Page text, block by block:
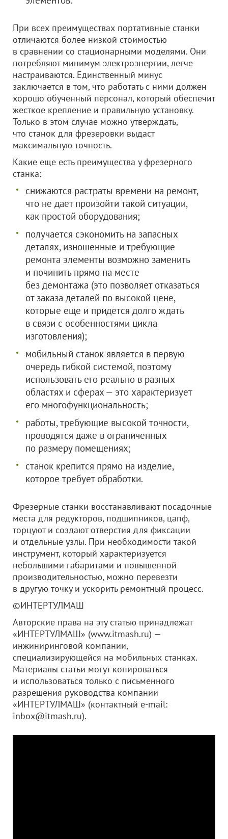
При всех преимуществах портативные станки
отличаются более низкой стоимостью
в сравнении со стационарными моделями. Они
потребляют минимум электроэнергии, легче
настраиваются. Единственный минус
заключается в том, что работать с ними должен
хорошо обученный персонал, который обеспечит
жесткое крепление и правильную установку.
Только в этом случае можно утверждать,
что станок для фрезеровки выдаст
максимальную точность.
Какие еще есть преимущества у фрезерного
станка:
снижаются растраты времени на ремонт,
что не дает произойти такой ситуации,
как простой оборудования;
получается сэкономить на запасных
деталях, изношенные и требующие
ремонта элементы возможно заменить
и починить прямо на месте
без демонтажа (это позволяет отказаться
от заказа деталей по высокой цене,
которые еще и придется долго ждать
в связи с особенностями цикла
изготовления);
мобильный станок является в первую
очередь гибкой системой, поэтому
использовать его реально в разных
областях и сферах — это характеризует
его многофункциональность;
работы, требующие высокой точности,
проводятся даже в ограниченных
по размеру помещениях;
станок крепится прямо на изделие,
которое требует обработки.
Фрезерные станки восстанавливают посадочные
места для редукторов, подшипников, цапф,
торцуют и создают отверстия для фиксации
и отдельные узлы. При необходимости такой
инструмент, который характеризуется
небольшими габаритами и повышенной
производительностью, можно перевезти
в другую точку и ускорить ремонтный процесс.
©ИНТЕРТУЛМАШ
Авторские права на эту статью принадлежат
«ИНТЕРТУЛМАШ» (www.itmash.ru) —
инжиниринговой компании,
специализирующейся на мобильных станках.
Материалы статьи могут копироваться
и использоваться только с письменного
разрешения руководства компании
«ИНТЕРТУЛМАШ» (контактный e-mail:
inbox@itmash.ru).